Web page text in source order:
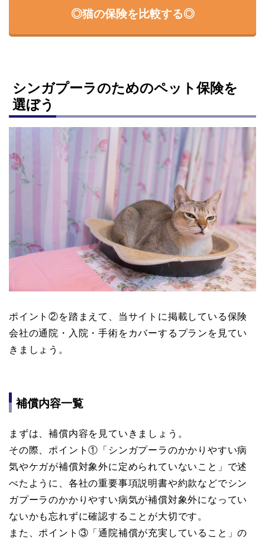
◎猫の保険を比較する◎
シンガプーラのためのペット保険を
選ぼう
ポイント②を踏まえて、当サイトに掲載している保険
会社の通院・入院・手術をカバーするプランを見てい
きましょう。
補償内容一覧
まずは、補償内容を見ていきましょう。
その際、ポイント①「シンガプーラのかかりやすい病
気やケガが補償対象外に定められていないこと」で述
べたように、各社の重要事項説明書や約款などでシン
ガプーラのかかりやすい病気が補償対象外になってい
ないかも忘れずに確認することが大切です。
また、ポイント③「通院補償が充実していること」の